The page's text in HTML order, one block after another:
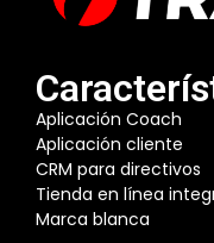
Aplicación Coach
Aplicación cliente
CRM para directivos
Tienda en línea
Marca blanca